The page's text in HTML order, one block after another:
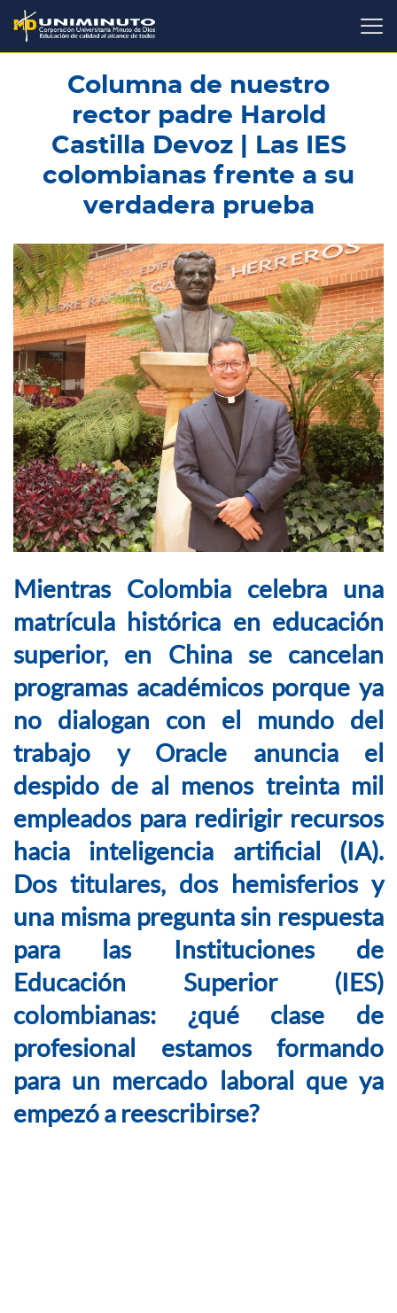
Pasar
contenido
principal
Columna de nuestro
rector padre Harold
Castilla Devoz | Las IES
colombianas frente a su
verdadera prueba
Mientras Colombia celebra una
matrícula histórica en educación
superior, en China se cancelan
programas académicos porque ya
no dialogan con el mundo del
trabajo y Oracle anuncia el
despido de al menos treinta mil
empleados para redirigir recursos
hacia inteligencia artificial (IA).
Dos titulares, dos hemisferios y
una misma pregunta sin respuesta
para las Instituciones de
Educación Superior (IES)
colombianas: ¿qué clase de
profesional estamos formando
para un mercado laboral que ya
empezó a reescribirse?